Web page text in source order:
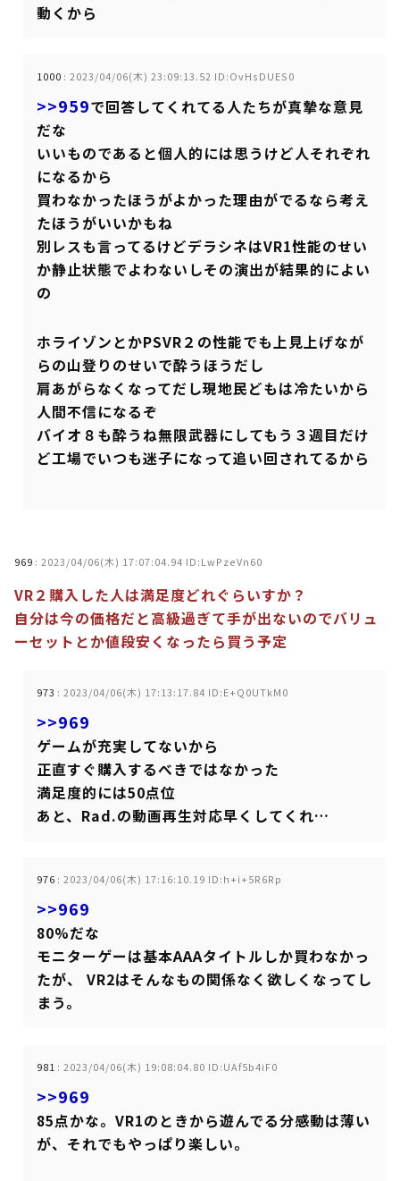
動くから
1000 : 2023/04/06(木) 23:09:13.52 ID:OvHsDUES0
>>959で回答してくれてる人たちが真摯な意見
だな
いいものであると個人的には思うけど人それぞれ
になるから
買わなかったほうがよかった理由がでるなら考え
たほうがいいかもね
別レスも言ってるけどデラシネはVR1性能のせい
か静止状態でよわないしその演出が結果的によい
の
ホライゾンとかPSVR２の性能でも上見上げなが
らの山登りのせいで酔うほうだし
肩あがらなくなってだし現地民どもは冷たいから
人間不信になるぞ
バイオ８も酔うね無限武器にしてもう３週目だけ
ど工場でいつも迷子になって追い回されてるから
969 : 2023/04/06(木) 17:07:04.94 ID:LwPzeVn60
VR２購入した人は満足度どれぐらいすか？
自分は今の価格だと高級過ぎて手が出ないのでバリュ
ーセットとか値段安くなったら買う予定
973 : 2023/04/06(木) 17:13:17.84 ID:E+Q0UTkM0
>>969
ゲームが充実してないから
正直すぐ購入するべきではなかった
満足度的には50点位
あと、Rad.の動画再生対応早くしてくれ…
976 : 2023/04/06(木) 17:16:10.19 ID:h+i+5R6Rp
>>969
80%だな
モニターゲーは基本AAAタイトルしか買わなかっ
たが、 VR2はそんなもの関係なく欲しくなってし
まう。
981 : 2023/04/06(木) 19:08:04.80 ID:UAf5b4iF0
>>969
85点かな。VR1のときから遊んでる分感動は薄い
が、それでもやっぱり楽しい。